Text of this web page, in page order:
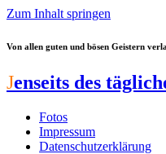
Zum Inhalt springen
Von allen guten und bösen Geistern
Jenseits des
Fotos
Impressum
Datenschutzerklärung